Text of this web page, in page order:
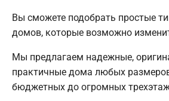
Вы сможете подобрать простые
домов, которые возможно
Мы предлагаем надежные,
практичные дома любых
бюджетных до огромных